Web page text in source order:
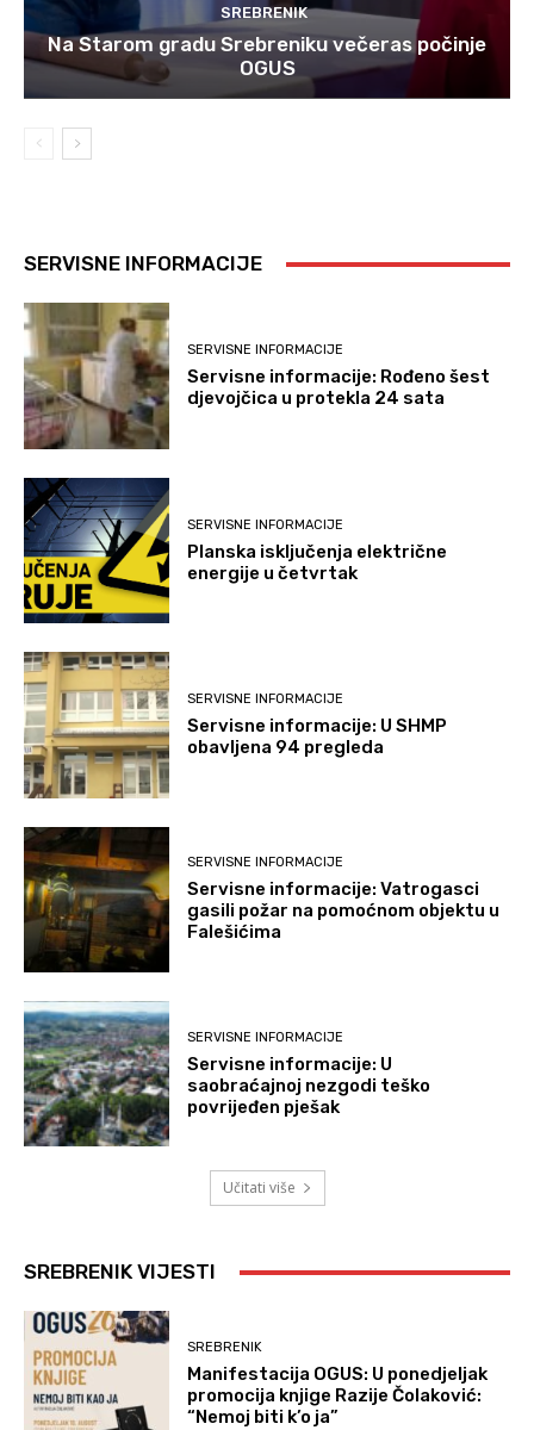
SREBRENIK
Na Starom gradu Srebreniku večeras počinje
OGUS
SERVISNE INFORMACIJE
SERVISNE INFORMACIJE
Servisne informacije: Rođeno šest
djevojčica u protekla 24 sata
SERVISNE INFORMACIJE
Planska isključenja električne
energije u četvrtak
SERVISNE INFORMACIJE
Servisne informacije: U SHMP
obavljena 94 pregleda
SERVISNE INFORMACIJE
Servisne informacije: Vatrogasci
gasili požar na pomoćnom objektu u
Falešićima
SERVISNE INFORMACIJE
Servisne informacije: U
saobraćajnoj nezgodi teško
povrijeđen pješak
Učitati više
SREBRENIK VIJESTI
SREBRENIK
Manifestacija OGUS: U ponedjeljak
promocija knjige Razije Čolaković:
“Nemoj biti k’o ja”